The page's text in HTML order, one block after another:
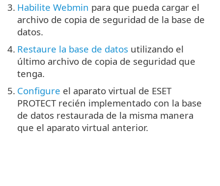
3. Habilite Webmin para que pueda cargar el
archivo de copia de seguridad de la base de
datos.
4. Restaure la base de datos utilizando el
último archivo de copia de seguridad que
tenga.
5. Configure el aparato virtual de ESET
PROTECT recién implementado con la base
de datos restaurada de la misma manera
que el aparato virtual anterior.